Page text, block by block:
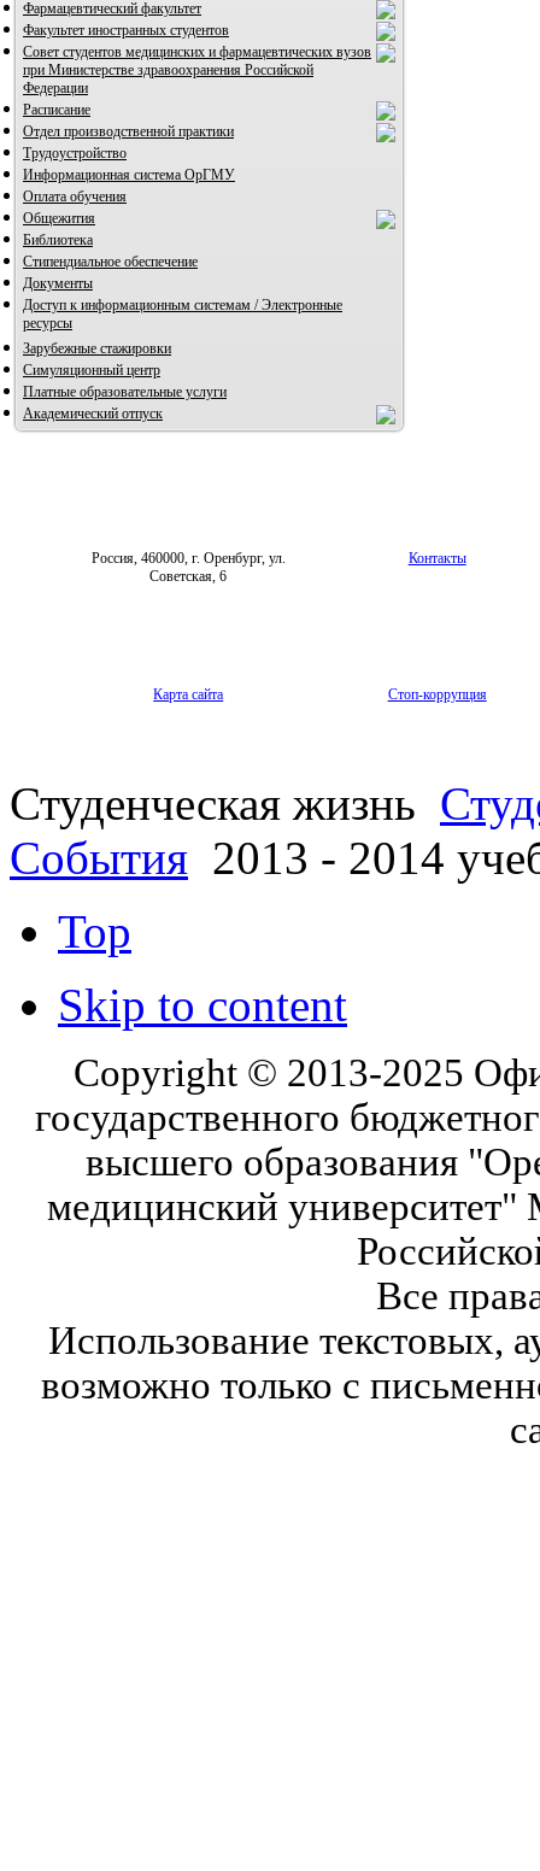
Фармацевтический факультет
Факультет иностранных студентов
Совет студентов медицинских и фармацевтических вузов
при Министерстве здравоохранения Российской
Федерации
Расписание
Отдел производственной практики
Трудоустройство
Информационная система ОрГМУ
Оплата обучения
Общежития
Библиотека
Стипендиальное обеспечение
Документы
Доступ к информационным системам / Электронные
ресурсы
Зарубежные стажировки
Симуляционный центр
Платные образовательные услуги
Академический отпуск
Россия, 460000, г. Оренбург, ул.
Советская, 6
Контакты
Карта сайта Стоп-коррупция
Студенческая жизнь
События 2013 - 2014
Top
Skip to content
Copyright © 2013-2025
государственного
высшего образования
медицинский университет"
Все
Использование текстовых,
возможно только с